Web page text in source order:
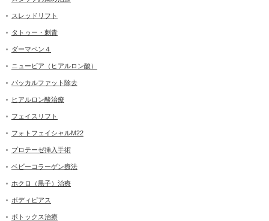
スレッドリフト
タトゥー・刺青
ダーマペン４
ニュービア（ヒアルロン酸）
バッカルファット除去
ヒアルロン酸治療
フェイスリフト
フォトフェイシャルM22
プロテーゼ挿入手術
ベビーコラーゲン療法
ホクロ（黒子）治療
ボディピアス
ボトックス治療